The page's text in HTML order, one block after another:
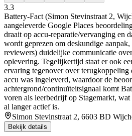
3.3
Battery-Fact (Simon Stevinstraat 2,
aangeleverde Google Places
draait op accu-reparatie/vervanging en
wordt geprezen om deskundige
reviewers) duidelijke communicatie
oplevering. Tegelijkertijd staat er ook
ervaring tegenover over terugkoppeling
accu was ingeleverd, waardoor de
achtergrond/continuïteitsignaal komt
voren als leerbedrijf op Stagemarkt,
al langer actief is.
Simon Stevinstraat 2, 6603 BD
Bekijk details